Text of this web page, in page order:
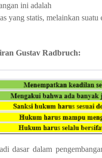
ini adalah
yang statis, melainkan
Gustav Radbruch:
dasar dalam